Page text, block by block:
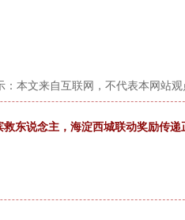
本文来自互联网，不代表本网站观
东说念主，海淀西城联动奖励传递